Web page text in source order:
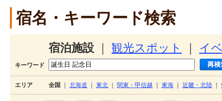
宿名・キーワード検索
宿泊施設 観光スポット イ
キーワード
エリア 全国 北海道 東北 関東・甲信越 東海 近畿・北陸